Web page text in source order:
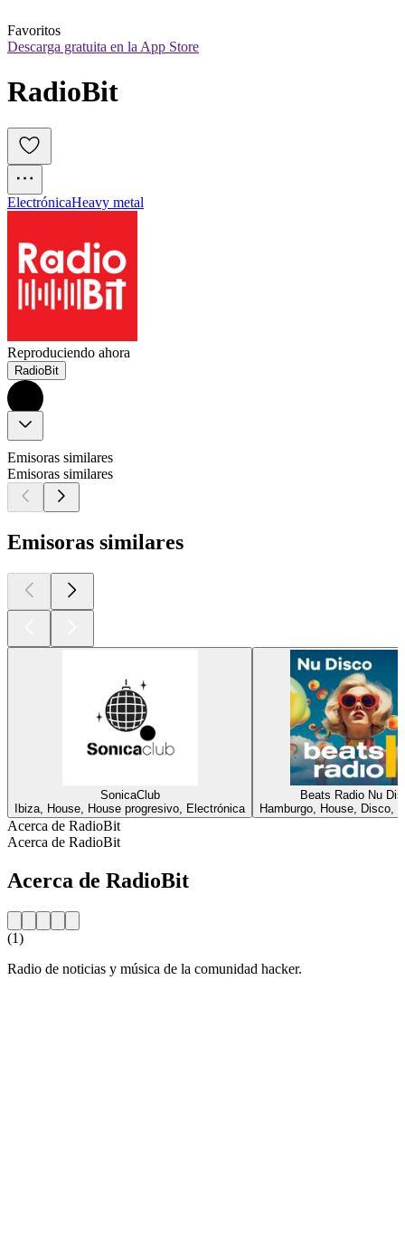
Favoritos
Descarga gratuita en la App Store
RadioBit
ElectrónicaHeavy metal
Reproduciendo ahora
RadioBit
Emisoras similares
Emisoras similares
Emisoras similares
SonicaClub
Ibiza, House, House progresivo, Electrónica
Beats Radio Nu
Hamburgo, House, Disco,
Acerca de RadioBit
Acerca de RadioBit
Acerca de RadioBit
(1)
Radio de noticias y música de la comunidad hacker.